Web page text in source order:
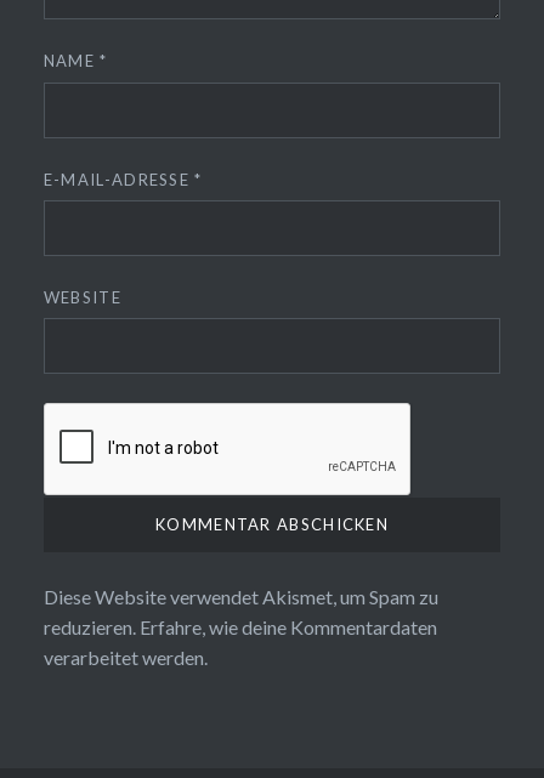
NAME*
E-MAIL-ADRESSE*
WEBSITE
Diese Website verwendet Akismet, um Spam zu
reduzieren. Erfahre, wie deine Kommentardaten
verarbeitet werden.